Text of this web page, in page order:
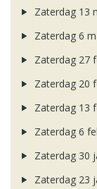
Zaterdag 13
Zaterdag 6
Zaterdag 27
Zaterdag 20
Zaterdag 13
Zaterdag 6
Zaterdag 30
Zaterdag 23